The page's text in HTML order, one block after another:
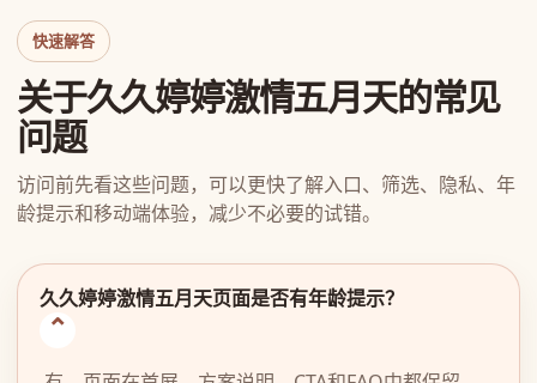
快速解答
关于久久婷婷激情五月天的常见
问题
访问前先看这些问题，可以更快了解入口、筛选、隐私、年
龄提示和移动端体验，减少不必要的试错。
久久婷婷激情五月天页面是否有年龄提示？